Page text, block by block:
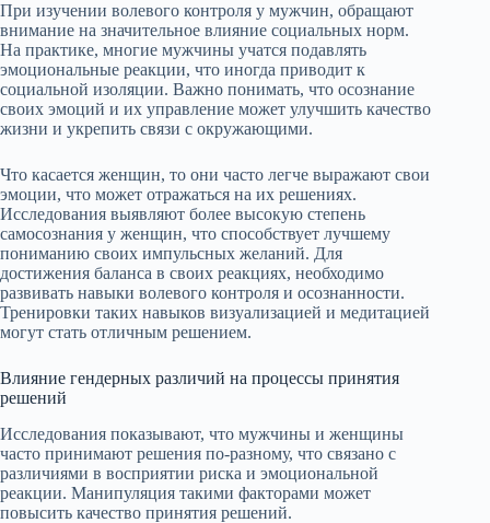
При изучении волевого контроля у мужчин, обращают
внимание на значительное влияние социальных норм.
На практике, многие мужчины учатся подавлять
эмоциональные реакции, что иногда приводит к
социальной изоляции. Важно понимать, что осознание
своих эмоций и их управление может улучшить качество
жизни и укрепить связи с окружающими.
Что касается женщин, то они часто легче выражают свои
эмоции, что может отражаться на их решениях.
Исследования выявляют более высокую степень
самосознания у женщин, что способствует лучшему
пониманию своих импульсных желаний. Для
достижения баланса в своих реакциях, необходимо
развивать навыки волевого контроля и осознанности.
Тренировки таких навыков визуализацией и медитацией
могут стать отличным решением.
Влияние гендерных различий на процессы принятия
решений
Исследования показывают, что мужчины и женщины
часто принимают решения по-разному, что связано с
различиями в восприятии риска и эмоциональной
реакции. Манипуляция такими факторами может
повысить качество принятия решений.